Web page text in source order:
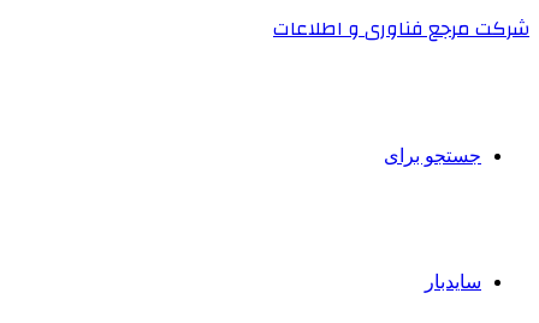
شرکت مرجع فناوری و اطلاعات
جستجو برای
سایدبار